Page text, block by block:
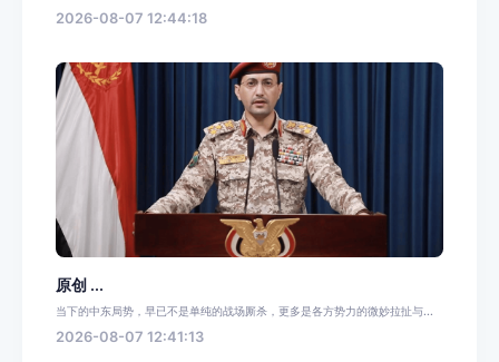
2026-08-07 12:44:18
原创 ...
当下的中东局势，早已不是单纯的战场厮杀，更多是各方势力的微妙拉扯与...
2026-08-07 12:41:13